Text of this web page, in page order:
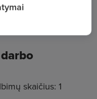
skaičius: 1